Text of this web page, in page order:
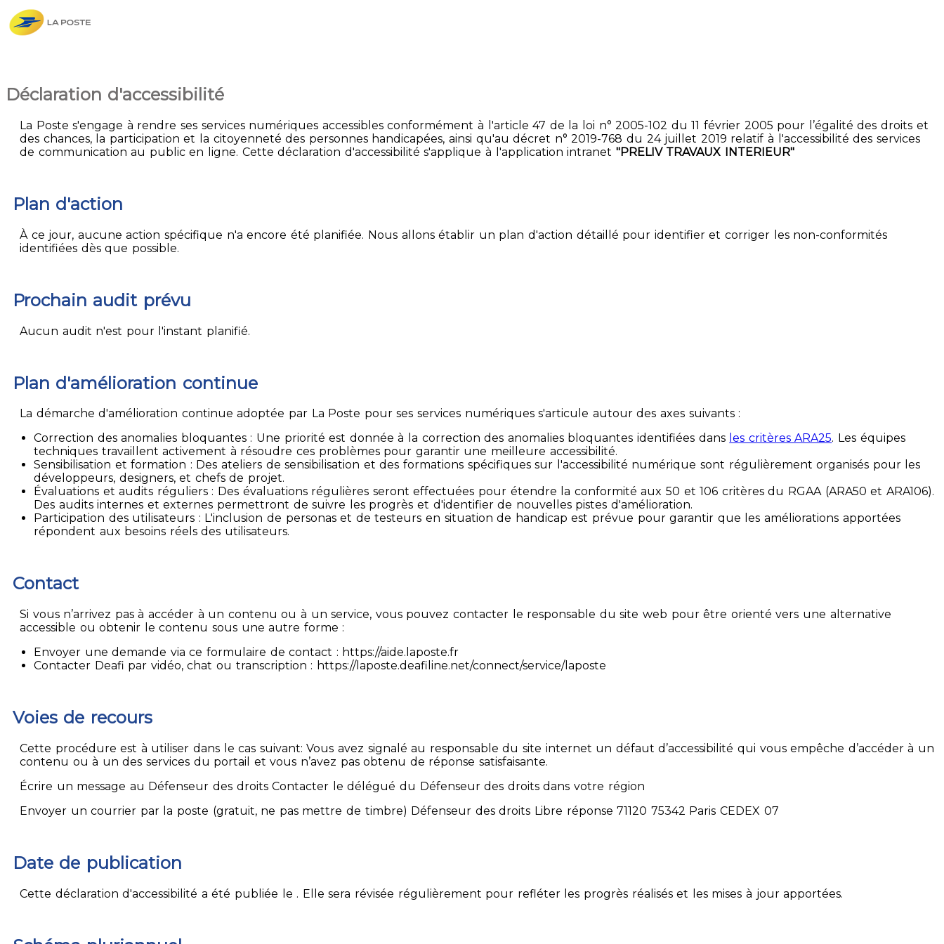
Déclaration d'accessibilité
La Poste s'engage à rendre ses services numériques accessibles conformément à l'article 47 de la loi n° 2005-102 du 11 février 2005 pour l’égalité des droits et
des chances, la participation et la citoyenneté des personnes handicapées, ainsi qu'au décret n° 2019-768 du 24 juillet 2019 relatif à l'accessibilité des services
de communication au public en ligne. Cette déclaration d'accessibilité s'applique à l'application intranet "PRELIV TRAVAUX INTERIEUR"
Plan d'action
À ce jour, aucune action spécifique n'a encore été planifiée. Nous allons établir un plan d'action détaillé pour identifier et corriger les non-conformités
identifiées dès que possible.
Prochain audit prévu
Aucun audit n'est pour l'instant planifié.
Plan d'amélioration continue
La démarche d'amélioration continue adoptée par La Poste pour ses services numériques s'articule autour des axes suivants :
Correction des anomalies bloquantes : Une priorité est donnée à la correction des anomalies bloquantes identifiées dans les critères ARA25. Les équipes
techniques travaillent activement à résoudre ces problèmes pour garantir une meilleure accessibilité.
Sensibilisation et formation : Des ateliers de sensibilisation et des formations spécifiques sur l'accessibilité numérique sont régulièrement organisés pour les
développeurs, designers, et chefs de projet.
Évaluations et audits réguliers : Des évaluations régulières seront effectuées pour étendre la conformité aux 50 et 106 critères du RGAA (ARA50 et ARA106).
Des audits internes et externes permettront de suivre les progrès et d'identifier de nouvelles pistes d'amélioration.
Participation des utilisateurs : L'inclusion de personas et de testeurs en situation de handicap est prévue pour garantir que les améliorations apportées
répondent aux besoins réels des utilisateurs.
Contact
Si vous n’arrivez pas à accéder à un contenu ou à un service, vous pouvez contacter le responsable du site web pour être orienté vers une alternative
accessible ou obtenir le contenu sous une autre forme :
Envoyer une demande via ce formulaire de contact : https://aide.laposte.fr
Contacter Deafi par vidéo, chat ou transcription : https://laposte.deafiline.net/connect/service/laposte
Voies de recours
Cette procédure est à utiliser dans le cas suivant: Vous avez signalé au responsable du site internet un défaut d’accessibilité qui vous empêche d’accéder à un
contenu ou à un des services du portail et vous n’avez pas obtenu de réponse satisfaisante.
Écrire un message au Défenseur des droits Contacter le délégué du Défenseur des droits dans votre région
Envoyer un courrier par la poste (gratuit, ne pas mettre de timbre) Défenseur des droits Libre réponse 71120 75342 Paris CEDEX 07
Date de publication
Cette déclaration d'accessibilité a été publiée le . Elle sera révisée régulièrement pour refléter les progrès réalisés et les mises à jour apportées.